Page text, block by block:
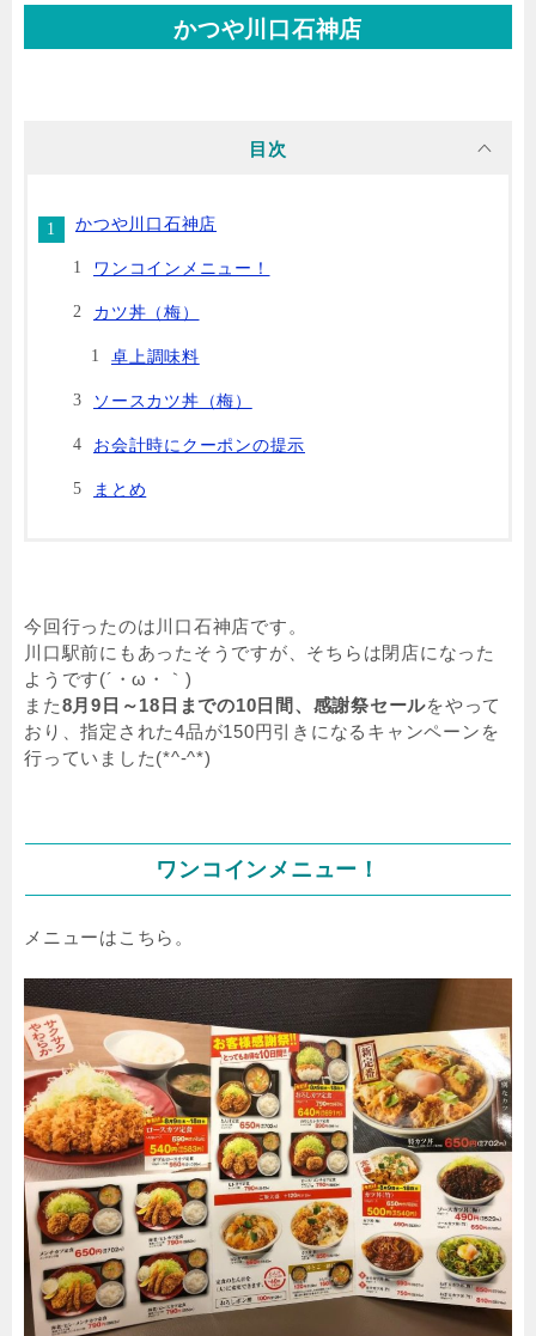
かつや川口石神店
目次
かつや川口石神店
ワンコインメニュー！
カツ丼（梅）
卓上調味料
ソースカツ丼（梅）
お会計時にクーポンの提示
まとめ
今回行ったのは川口石神店です。
川口駅前にもあったそうですが、そちらは閉店になった
ようです(´・ω・｀)
また8月9日～18日までの10日間、感謝祭セールをやって
おり、指定された4品が150円引きになるキャンペーンを
行っていました(*^-^*)
ワンコインメニュー！
メニューはこちら。